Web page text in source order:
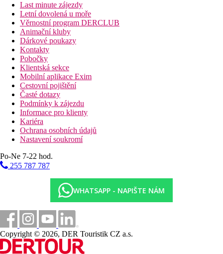
Last minute zájezdy
Letní dovolená u moře
Věrnostní program DERCLUB
Animační kluby
Dárkové poukazy
Kontakty
Pobočky
Klientská sekce
Mobilní aplikace Exim
Cestovní pojištění
Časté dotazy
Podmínky k zájezdu
Informace pro klienty
Kariéra
Ochrana osobních údajů
Nastavení soukromí
Po-Ne 7-22 hod.
255 787 787
WHATSAPP - NAPIŠTE NÁM
Copyright © 2026, DER Touristik CZ a.s.